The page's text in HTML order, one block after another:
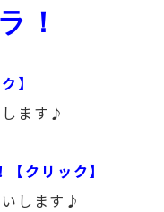
！
】
ます♪
クリック】
します♪